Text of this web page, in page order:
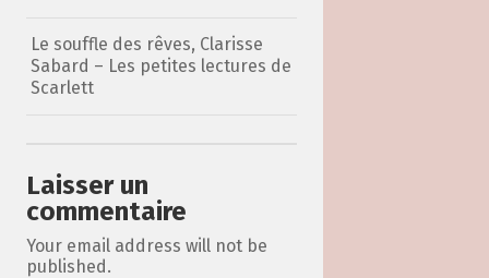
Le souffle des rêves, Clarisse
Sabard – Les petites lectures de
Scarlett
Laisser un
commentaire
Your email address will not be
published.